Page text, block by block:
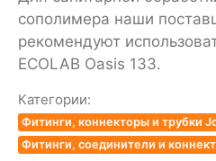
сополимера наши
рекомендуют
ECOLAB Oasis 133.
Категории:
Фитинги, коннекторы и трубки
Фитинги, соединители и